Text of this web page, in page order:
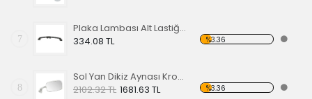
7
Plaka Lambası Alt Lastiği 67-79 EA
334.08 TL
%3.36
8
Sol Yan Dikiz Aynası Krom 68-79
2102.32 TL 1681.63 TL %3.36